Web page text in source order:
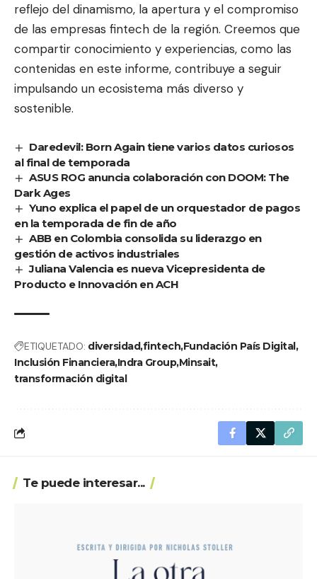
reflejo del dinamismo, la apertura y el compromiso
de las empresas fintech de la región. Creemos que
compartir conocimiento y experiencias, como las
contenidas en este informe, contribuye a seguir
impulsando un ecosistema más diverso y
sostenible.
Daredevil: Born Again tiene varios datos curiosos
al final de temporada
ASUS ROG anuncia colaboración con DOOM: The
Dark Ages
Yuno explica el papel de un orquestador de pagos
en la temporada de fin de año
ABB en Colombia consolida su liderazgo en
gestión de activos industriales
Juliana Valencia es nueva Vicepresidenta de
Producto e Innovación en ACH
ETIQUETADO: diversidadfintechFundación País Digital
Inclusión FinancieraIndra GroupMinsait
transformación digital
Te puede interesar...